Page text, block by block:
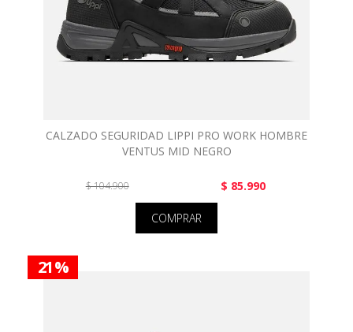
CALZADO SEGURIDAD LIPPI PRO WORK HOMBRE
VENTUS MID NEGRO
$ 104.900 $ 85.990
COMPRAR
21 %